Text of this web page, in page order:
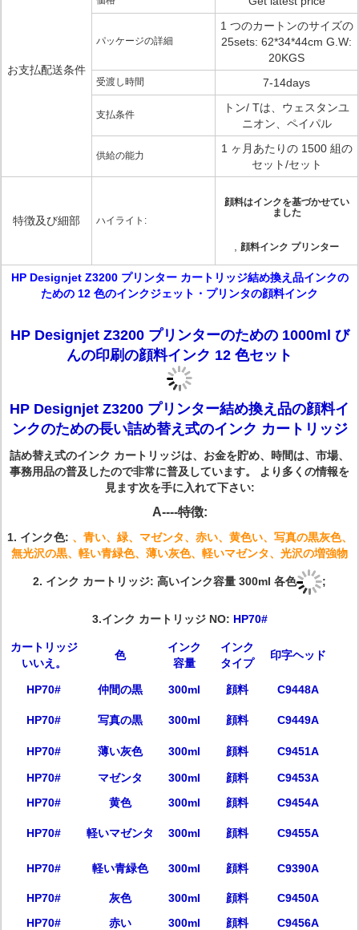
お支払配送条件
パッケージの詳細
1 つのカートンのサイズの
25sets: 62*34*44cm G.W:
20KGS
受渡し時間 7-14days
支払条件
トン/ Tは、ウェスタンユ
ニオン、ペイパル
供給の能力
1 ヶ月あたりの 1500 組の
セット/セット
特徴及び細部 ハイライト:
顔料はインクを基づかせてい
ました
顔料インク プリンター
HP Designjet Z3200 プリンター カートリッジ結め換え品インクの
ための 12 色のインクジェット・プリンタの顔料インク
HP Designjet Z3200 プリンターのための 1000ml び
んの印刷の顔料インク 12 色セット
HP Designjet Z3200 プリンター結め換え品の顔料イ
ンクのための長い詰め替え式のインク カートリッジ
詰め替え式のインク カートリッジは、お金を貯め、時間は、市場、
事務用品の普及したので非常に普及しています。 より多くの情報を
見ます次を手に入れて下さい:
A----特徴:
1. インク色: 、青い、緑、マゼンタ、赤い、黄色い、写真の黒灰色、
無光沢の黒、軽い青緑色、薄い灰色、軽いマゼンタ、光沢の増強物
2. インク カートリッジ: 高いインク容量 300ml 各色 ;
3.インク カートリッジ NO: HP70#
カートリッジ
いいえ。
色
インク
容量
インク
タイプ
印字ヘッド
HP70# 仲間の黒 300ml 顔料 C9448A
HP70# 写真の黒 300ml 顔料 C9449A
HP70# 薄い灰色 300ml 顔料 C9451A
HP70# マゼンタ 300ml 顔料
C9453A
HP70#
黄色 300ml 顔料 C9454A
HP70# 軽いマゼンタ 300ml 顔料 C9455A
HP70# 軽い青緑色 300ml 顔料 C9390A
HP70# 灰色 300ml 顔料
C9450A
HP70#
赤い 300ml 顔料
C9456A